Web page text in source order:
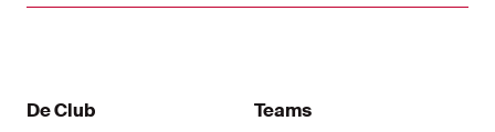
De Club
Teams